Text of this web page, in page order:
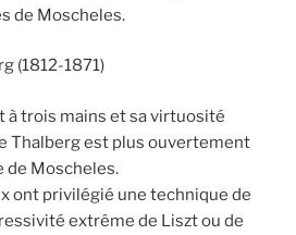
de Moscheles.
(1812-1871)
à trois mains et sa virtuosité
Thalberg est plus ouvertement
de Moscheles.
ont privilégié une technique de
extrême de Liszt ou de